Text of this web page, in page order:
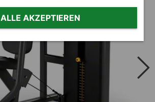
ALLE AKZEPTIEREN